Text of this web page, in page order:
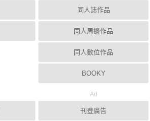
同人誌作品
同人周邊作品
同人數位作品
BOOKY
Ad
刊登廣告